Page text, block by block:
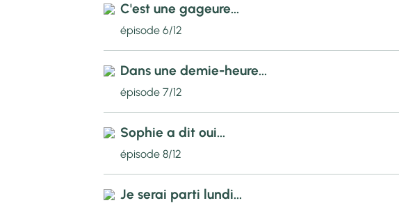
C'est une gageure...
épisode 6/12
Dans une demie-heure...
épisode 7/12
Sophie a dit oui...
épisode 8/12
Je serai parti lundi...